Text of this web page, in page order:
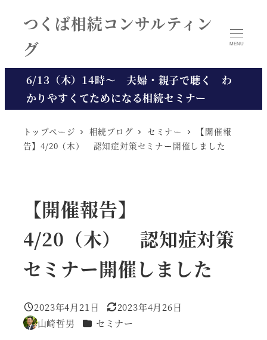
コ
つくば相続コンサルティン
グ
MENU
6/13（木）14時～ 夫婦・親子で聴く わ
かりやすくてためになる相続セミナー
トップページ 相続ブログ セミナー
【開催報
告】4/20（木） 認知症対策セミナー開催しました
【開催報告】
4/20（木） 認知症対策
セミナー開催しました
投稿日
2023年4月21日
更新日
2023年4月26日
著
山崎哲男 カテゴリー
セミナー